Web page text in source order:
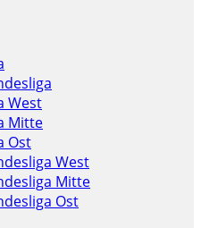
West
Mitte
Ost
West
Mitte
Ost